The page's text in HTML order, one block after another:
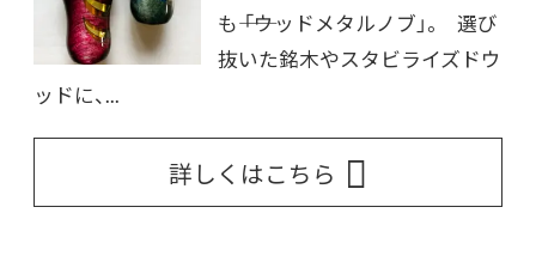
も―― 「ウッドメタルノブ」。 選び
抜いた銘木やスタビライズドウ
ッドに、...
詳しくはこちら